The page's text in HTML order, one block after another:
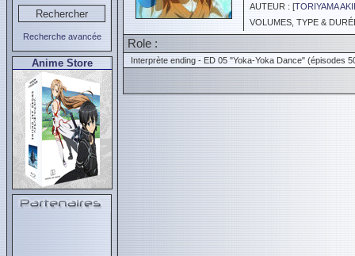
Recherche avancée
Anime Store
AUTEUR : [TORIYAMA
VOLUMES, TYPE &
Role :
Interprète ending - ED 05 "Yoka-Yoka Dance" (épisodes